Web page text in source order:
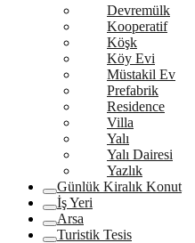
Devremülk
Kooperatif
Köşk
Köy Evi
Müstakil Ev
Prefabrik
Residence
Villa
Yalı
Yalı Dairesi
Yazlık
Günlük Kiralık Konut
İş Yeri
Arsa
Turistik Tesis